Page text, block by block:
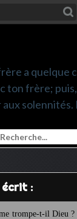
a quelque
ton frère;
solennités.
écrit :
trompe-t-il Dieu ?